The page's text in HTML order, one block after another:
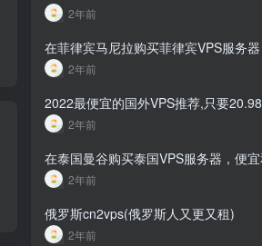
2年前
2年前
2年前
2年前
俄罗斯cn2vps(俄罗斯人又更又租)
2年前